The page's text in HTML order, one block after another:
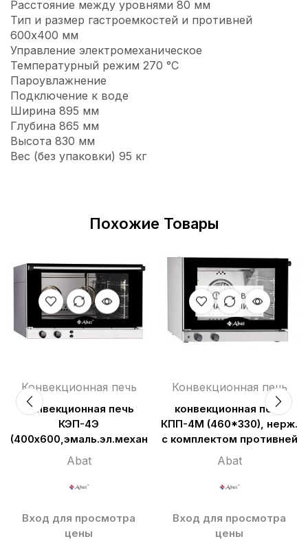
Расстояние между уровнями 80 мм
Тип и размер гастроемкостей и противней
600х400 мм
Управление электромеханическое
Температурный режим 270 °С
Пароувлажнение
Подключение к воде
Ширина 895 мм
Глубина 865 мм
Высота 830 мм
Вес (без упаковки) 95 кг
Похожие Товары
Конвекционная печь
Конвекционная печь
КЭП-4Э
(400х600,эмаль.эл.механ.)
Abat
Вход для просмотра
цены
НЕТ В
НАЛИЧИИ
Конвекционная печь
конвекционная печь
КПП-4М (460*330), нерж.
с комплектом противней
Abat
Вход для просмотра
цены